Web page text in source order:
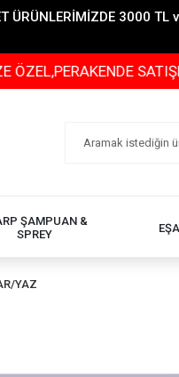
ÜRÜNLERİMİZDE 3000
SATIŞLARDA
ŞAMPUAN &
SPREY
YAZ